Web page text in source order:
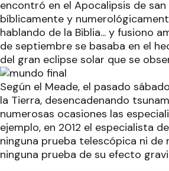
encontró en el Apocalipsis de
bíblicamente y
hablando de la Biblia... y fusiono
de septiembre se basaba en el
del gran eclipse solar que se
Según el Meade, el pasado
la Tierra, desencadenando
numerosas ocasiones las
ejemplo, en 2012 el especialista
ninguna prueba telescópica ni
ninguna prueba de su efecto